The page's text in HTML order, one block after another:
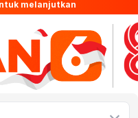
melanjutkan